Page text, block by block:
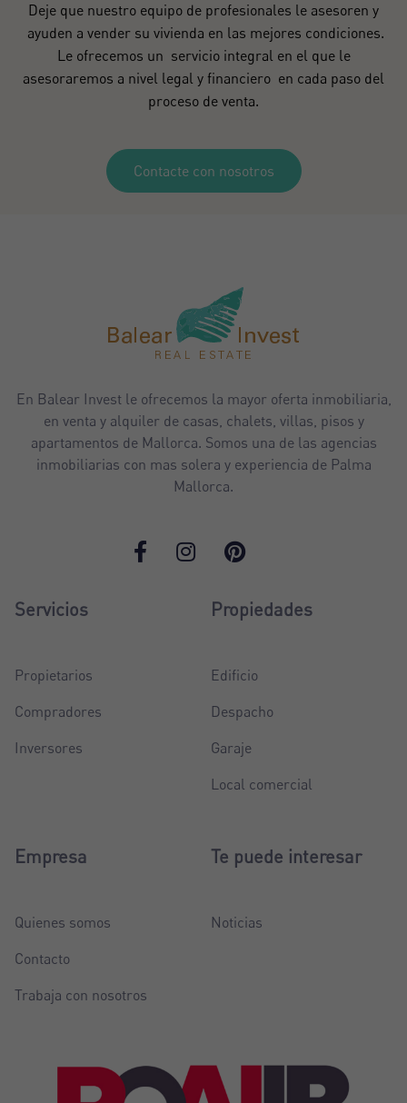
Deje que nuestro equipo de profesionales le asesoren y
ayuden a vender su vivienda en las mejores condiciones.
Le ofrecemos un servicio integral en el que le
asesoraremos a nivel legal y financiero en cada paso del
proceso de venta.
Contacte con nosotros
En Balear Invest le ofrecemos la mayor oferta inmobiliaria,
en venta y alquiler de casas, chalets, villas, pisos y
apartamentos de Mallorca. Somos una de las agencias
inmobiliarias con mas solera y experiencia de Palma
Mallorca.
Servicios
Propietarios
Compradores
Inversores
Propiedades
Edificio
Despacho
Garaje
Local comercial
Empresa
Quienes somos
Contacto
Trabaja con nosotros
Te puede interesar
Noticias